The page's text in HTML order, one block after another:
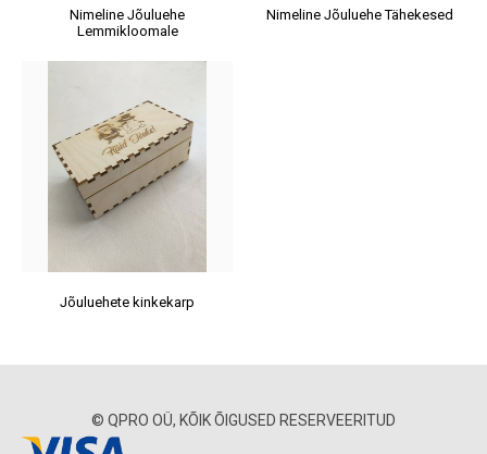
Nimeline Jõuluehe
Lemmikloomale
Nimeline Jõuluehe Tähekesed
Jõuluehete kinkekarp
© QPRO OÜ, KÕIK ÕIGUSED RESERVEERITUD